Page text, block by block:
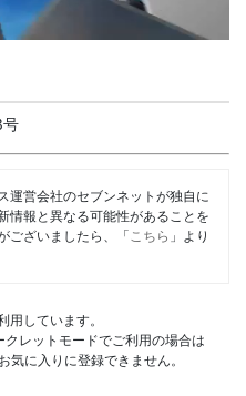
号
運営会社のセブンネットが独自に
情報と異なる可能性があることを
ございましたら、「 こちら 」より
用しています。
レットモードでご利用の場合は
に入りに登録できません。